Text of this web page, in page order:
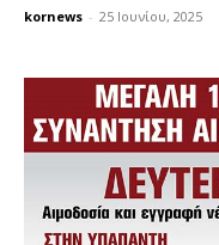
kornews - 25 Ιουνίου, 2025